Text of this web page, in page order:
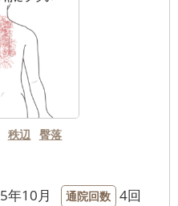
秩辺 臀落
年10月 通院回数 4回